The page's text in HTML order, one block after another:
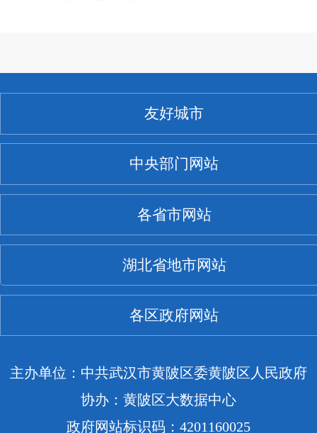
友好城市
中央部门网站
各省市网站
湖北省地市网站
各区政府网站
主办单位：中共武汉市黄陂区委黄陂区人民政府
协办：黄陂区大数据中心
政府网站标识码：4201160025